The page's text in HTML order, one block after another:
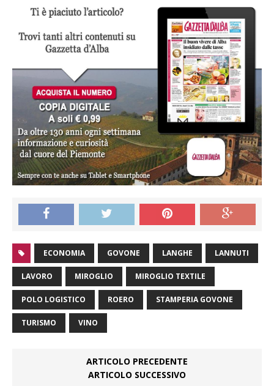
ECONOMIA GOVONE LANGHE LANNUTI
LAVORO MIROGLIO MIROGLIO TEXTILE
POLO LOGISTICO ROERO STAMPERIA GOVONE
TURISMO VINO
ARTICOLO PRECEDENTE
ARTICOLO SUCCESSIVO